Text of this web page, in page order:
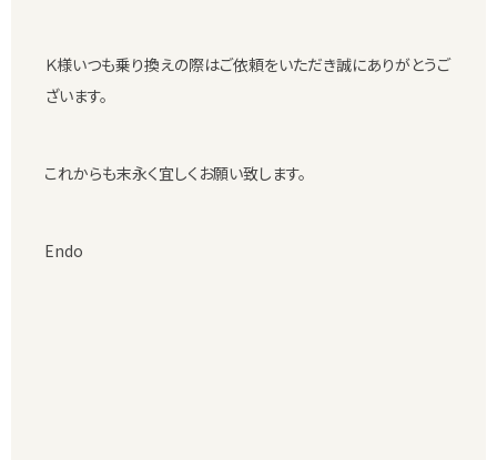
Ｋ様いつも乗り換えの際はご依頼をいただき誠にありがとうご
ざいます。
これからも末永く宜しくお願い致します。
Endo